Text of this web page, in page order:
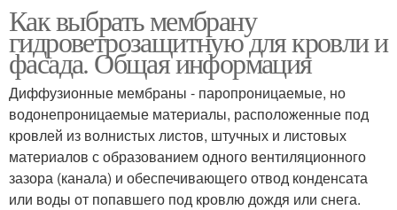
Ветровлагозащитные
мембраны
Кровельная мембрана
Кровельные мембраны Мембраны под ключ
Как выбрать мембрану
гидроветрозащитную для кровли и
фасада. Общая информация
Диффузионные мембраны - паропроницаемые, но
водонепроницаемые материалы, расположенные под
кровлей из волнистых листов, штучных и листовых
материалов с образованием одного вентиляционного
зазора (канала) и обеспечивающего отвод конденсата
или воды от попавшего под кровлю дождя или снега.